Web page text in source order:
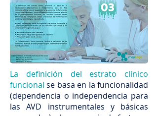
La definición del estrato clínico
funcional se basa en la funcionalidad
(dependencia o independencia para
las AVD instrumentales y básicas